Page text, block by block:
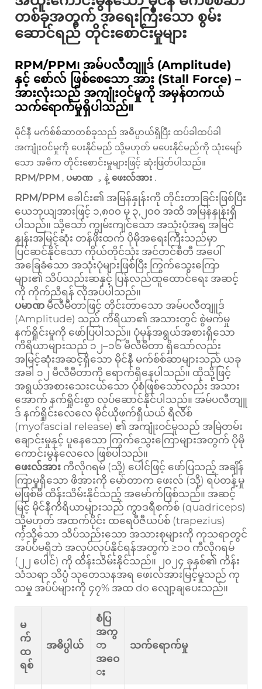
တစ်ခုအတွက် အရေးကြီးသော စွမ်း
ဆောင်ရည် တိုင်းစောင်းမှုများ
RPM/PPM၊ အမ်ပလီတျူဒ် (Amplitude)
နှင့် စော်လ် ဖြစ်စေသော အား (Stall Force) –
အားလုံးသည် အကျုံးဝင်မှုကို အမှန်တကယ်
သက်ရောက်မှုရှိပါသည်။
မိုင်နီ မက်စ်စ်ဆာတစ်ခုသည် အဓိပ္ပာယ်ရှိပြီး ထပ်ခါထပ်ခါ
အကျုံးဝင်မှုကို ပေးနိုင်မည် သို့မဟုတ် မပေးနိုင်မည်ကို သုံးမျော်
သော အဓိက တိုင်းစောင်းမှုများဖြင့် ဆုံးဖြတ်ပါသည်။
RPM/PPM , ပမာဏ ，နဲ့ ဖေးလ်အား .
RPM/PPM ခေါင်း၏ အမြန်နှုန်းကို တိုင်းတာခြင်းဖြစ်ပြီး
ယေဘုယျအားဖြင့် ၁,၈၀၀ မှ ၃,၂၀၀ အထိ အမြန်နှုန်းရှိ
ပါသည်။ သို့သော် ကျွမ်းကျင်သော အသုံးပုံအရ အမြင်
နှုန်းအမြင့်ဆုံး တန်ဖိုးထက် ပိုမိုအရေးကြီးသည်မှာ
ပြင်ဆင်နိုင်သော ကိုယ်တိုင်သုံး အင်တင်စီတီ အပေါ်
အခြေခံသော အသုံးပုံများဖြစ်ပြီး ကြွက်သွေးကြော
များ၏ သိပ်သည်းဆနှင့် ပြန်လည်ထူထောင်ရေး အဆင့်
ကို ကိုက်ညီရန် လိုအပ်ပါသည်။
ပမာဏ မီလီမီတာဖြင့် တိုင်းတာသော အမ်ပလီတျူဒ်
(Amplitude) သည် ကိရိယာ၏ အသားတွင် စွဲမက်မှု
နက်ရှိုင်းမှုကို ဖော်ပြပါသည်။ ပုံမှန်အရွယ်အစားရှိသော
ကိရိယာများသည် ၁၂–၁၆ မီလီမီတာ ရှိသော်လည်း
အမြင့်ဆုံးအဆင့်ရှိသော မိုင်နီ မက်စ်စ်ဆာများသည် ယခု
အခါ ၁၂ မီလီမီတာကို ရောက်ရှိနေပါသည်။ ထိုသို့ဖြင့်
အရွယ်အစားသေးငယ်သော ပုံစံဖြစ်သော်လည်း အသား
အောက် နက်ရှိုင်းစွာ လုပ်ဆောင်နိုင်ပါသည်။ အမ်ပလီတျူ
ဒ် နက်ရှိုင်းလေလေ မိုင်ယိုဖက်ရှီယယ် ရီလီစ်
(myofascial release) ၏ အကျုံးဝင်မှုသည် အမြဲတမ်း
ချောင်းမှုနှင့် ပူနေသော ကြွက်သွေးကြောများအတွက် ပိုမို
ကောင်းမွန်လေလေ ဖြစ်ပါသည်။
ဖေးလ်အား ကီလိုဂရမ် (သို့) ပေါင်ဖြင့် ဖော်ပြသည့် အချိန်
ကြာမှုရှိသော ဖိအားကို မော်တာက ဖေးလ် (သို့) ရပ်တန့်မှု
မဖြစ်မီ ထိန်းသိမ်းနိုင်သည့် အမော်က်ဖြစ်သည်။ အဆင့်
မြင့် မိုင်နီကိရိယာများသည် ကွာဒရီစက်စ် (quadriceps)
သို့မဟုတ် အထက်ပိုင်း ထရေပီဇီယပ်စ် (trapezius)
ကဲ့သို့သော သိပ်သည်းသော အသားစုများကို ကုသရာတွင်
အပ်ပ်မရှိဘဲ အလုပ်လုပ်နိုင်ရန်အတွက် ≥၁၀ ကီလိုဂရမ်
(၂၂ ပေါင်) ကို ထိန်းသိမ်းနိုင်သည်။ ၂၀၂၄ ခုနှစ်၏ ကိန်း
သံသရာ သိပ္ပံ သုတေသနအရ ဖေးလ်အားမြင့်မှုသည် ကု
သမှု အပ်ပ်များကို ၄၇% အထ do လျော့ချပေးသည်။
မ
က်
ထ
ရစ်
အဓိပ္ပါယ်
စံပြ
အကွ
ာ
အဝေ
း
သက်ရောက်မှု